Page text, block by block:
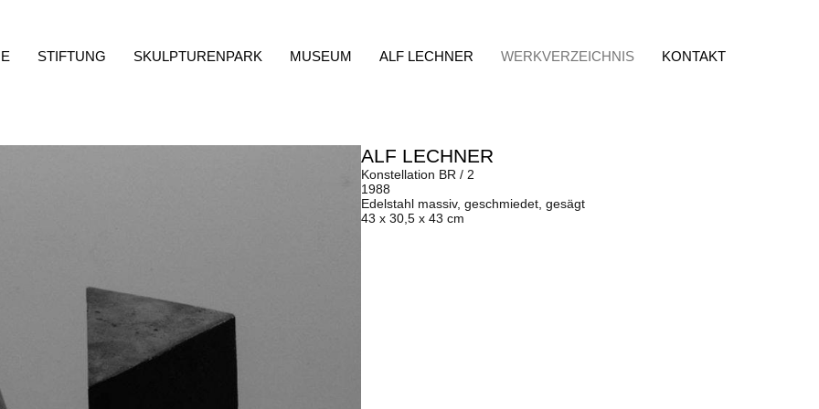
STIFTUNG SKULPTURENPARK MUSEUM ALF LECHNER WERKVERZEICHNIS KONTAKT
ALF LECHNER
Konstellation BR / 2
1988
Edelstahl massiv, geschmiedet, gesägt
43 x 30,5 x 43 cm